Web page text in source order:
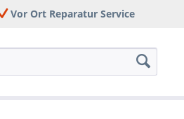
Vor Ort Reparatur Service